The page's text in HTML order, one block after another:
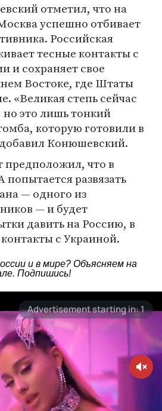
отметил, что на
успешно отбивает
Российская
тесные контакты с
и сохраняет свое
Востоке, где Штаты
«Великая степь сейчас
но это лишь тонкий
которую готовили в
Конюшевский.
предположил, что в
развязать
— одного из
— и будет
давить на Россию, в
с Украиной.
и в мире? Объясняем на
. Подпишись!